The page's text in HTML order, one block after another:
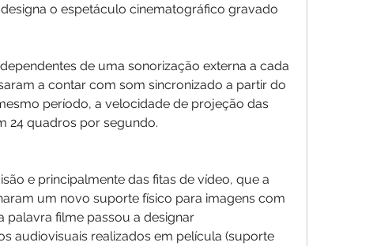
o espetáculo cinematográfico gravado
de uma sonorização externa a cada
a contar com som sincronizado a partir do
período, a velocidade de projeção das
24 quadros por segundo.
e principalmente das fitas de vídeo, que a
um novo suporte físico para imagens com
palavra filme passou a designar
audiovisuais realizados em película (suporte